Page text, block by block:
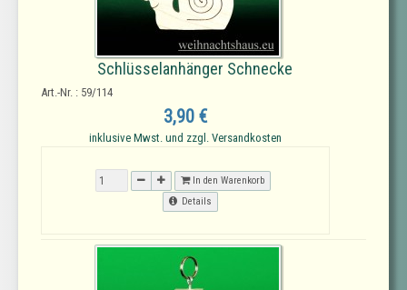
Schlüsselanhänger Schnecke
Art.-Nr. : 59/114
3,90 €
inklusive Mwst. und zzgl. Versandkosten
In den Warenkorb
Details